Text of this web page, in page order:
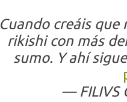
Cuando creáis
rikishi con más
sumo. Y ahí
— FILIVS